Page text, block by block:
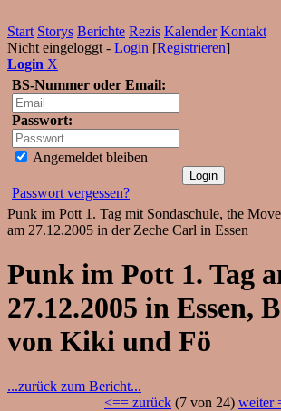
Start Storys Berichte Rezis Kalender Kontakt
Nicht eingeloggt - Login [Registrieren]
Login X
BS-Nummer oder Email:
Passwort:
Angemeldet bleiben
Passwort vergessen?
Punk im Pott 1. Tag mit Sondaschule, the
am 27.12.2005 in der Zeche Carl in Essen
Punk im Pott 1. Tag
27.12.2005 in Essen,
von Kiki und Fö
...zurück zum Bericht...
<== zurück (7 von 24) weiter